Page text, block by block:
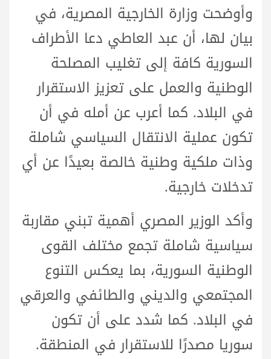
وأوضحت وزارة الخارجية المصرية، في
بيان لها، أن عبد العاطي دعا الأطراف
السورية كافة إلى تغليب المصلحة
الوطنية والعمل على تعزيز الاستقرار
في البلاد. كما أعرب عن أمله في أن
تكون عملية الانتقال السياسي شاملة
وذات ملكية وطنية خالصة بعيدًا عن أي
تدخلات خارجية.
وأكد الوزير المصري أهمية تبني مقاربة
سياسية شاملة تجمع مختلف القوى
الوطنية السورية، بما يعكس التنوع
المجتمعي والديني والطائفي والعرقي
في البلاد. كما شدد على أن تكون
سوريا مصدرًا للاستقرار في المنطقة.